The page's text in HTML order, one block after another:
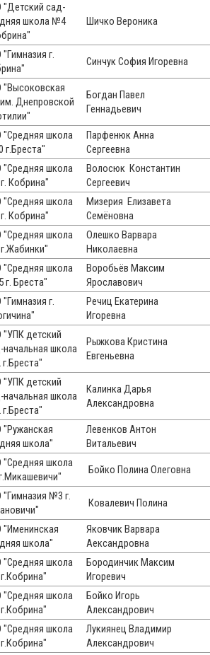
"Детский сад-
школа №4
Шичко Вероника
г.
Синчук София Игоревна
"Высоковская
Днепровской
Богдан Павел
Геннадьевич
"Средняя школа
г.Бреста"
Парфенюк Анна
Сергеевна
"Средняя школа
Кобрина"
Волосюк Константин
Сергеевич
"Средняя школа
Кобрина"
Мизерия Елизавета
Семёновна
"Средняя школа
Олешко Варвара
Николаевна
"Средняя школа
г. Бреста"
Воробьёв Максим
Ярославович
г.
Речиц Екатерина
Игоревна
"УПК детский
начальная школа
Рыжкова Кристина
Евгеньевна
"УПК детский
начальная школа
Калинка Дарья
Александровна
"Ружанская
школа"
Левенков Антон
Витальевич
"Средняя школа
Бойко Полина Олеговна
"Гимназия №3 г.
Ковалевич Полина
"Именинская
школа"
Яковчик Варвара
Аександровна
"Средняя школа
Бородинчик Максим
Игоревич
"Средняя школа
Бойко Игорь
Александрович
"Средняя школа
Лукиянец Владимир
Александрович